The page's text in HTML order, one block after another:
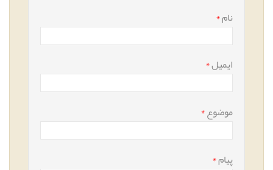
نام*
ایمیل*
موضوع*
پیام*